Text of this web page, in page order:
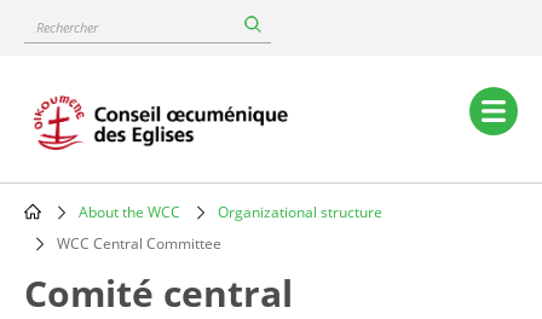
content
Rechercher
Main
navigation
Breadcrumb
About the WCC
Organizational structure
WCC Central Committee
Comité central